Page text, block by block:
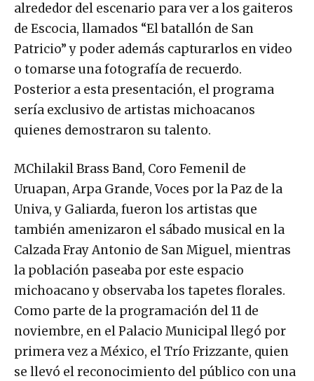
alrededor del escenario para ver a los gaiteros
de Escocia, llamados “El batallón de San
Patricio” y poder además capturarlos en video
o tomarse una fotografía de recuerdo.
Posterior a esta presentación, el programa
sería exclusivo de artistas michoacanos
quienes demostraron su talento.
MChilakil Brass Band, Coro Femenil de
Uruapan, Arpa Grande, Voces por la Paz de la
Univa, y Galiarda, fueron los artistas que
también amenizaron el sábado musical en la
Calzada Fray Antonio de San Miguel, mientras
la población paseaba por este espacio
michoacano y observaba los tapetes florales.
Como parte de la programación del 11 de
noviembre, en el Palacio Municipal llegó por
primera vez a México, el Trío Frizzante, quien
se llevó el reconocimiento del público con una